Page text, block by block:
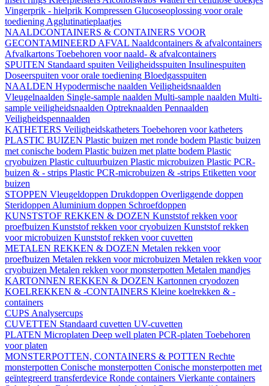
Vingerprik - hielprik Kompressen Glucoseoplossing voor orale
toediening Agglutinatieplaatjes
NAALDCONTAINERS & CONTAINERS VOOR
GECONTAMINEERD AFVAL Naaldcontainers & afvalcontainers
Afvalkartons Toebehoren voor naald- & afvalcontainers
SPUITEN Standaard spuiten Veiligheidsspuiten Insulinespuiten
Doseerspuiten voor orale toediening Bloedgasspuiten
NAALDEN Hypodermische naalden Veiligheidsnaalden
Vleugelnaalden Single-sample naalden Multi-sample naalden Multi-
sample veiligheidsnaalden Optreknaalden Pennaalden
Veiligheidspennaalden
KATHETERS Veiligheidskatheters Toebehoren voor katheters
PLASTIC BUIZEN Plastic buizen met ronde bodem Plastic buizen
met conische bodem Plastic buizen met platte bodem Plastic
cryobuizen Plastic cultuurbuizen Plastic microbuizen Plastic PCR-
buizen & - strips Plastic PCR-microbuizen & -strips Etiketten voor
buizen
STOPPEN Vleugeldoppen Drukdoppen Overliggende doppen
Steridoppen Aluminium doppen Schroefdoppen
KUNSTSTOF REKKEN & DOZEN Kunststof rekken voor
proefbuizen Kunststof rekken voor cryobuizen Kunststof rekken
voor microbuizen Kunststof rekken voor cuvetten
METALEN REKKEN & DOZEN Metalen rekken voor
proefbuizen Metalen rekken voor microbuizen Metalen rekken voor
cryobuizen Metalen rekken voor monsterpotten Metalen mandjes
KARTONNEN REKKEN & DOZEN Kartonnen cryodozen
KOELREKKEN & -CONTAINERS Kleine koelrekken & -
containers
CUPS Analysercups
CUVETTEN Standaard cuvetten UV-cuvetten
PLATEN Microplaten Deep well platen PCR-platen Toebehoren
voor platen
MONSTERPOTTEN, CONTAINERS & POTTEN Rechte
monsterpotten Conische monsterpotten Conische monsterpotten met
geïntegreerd transferdevice Ronde containers Vierkante containers